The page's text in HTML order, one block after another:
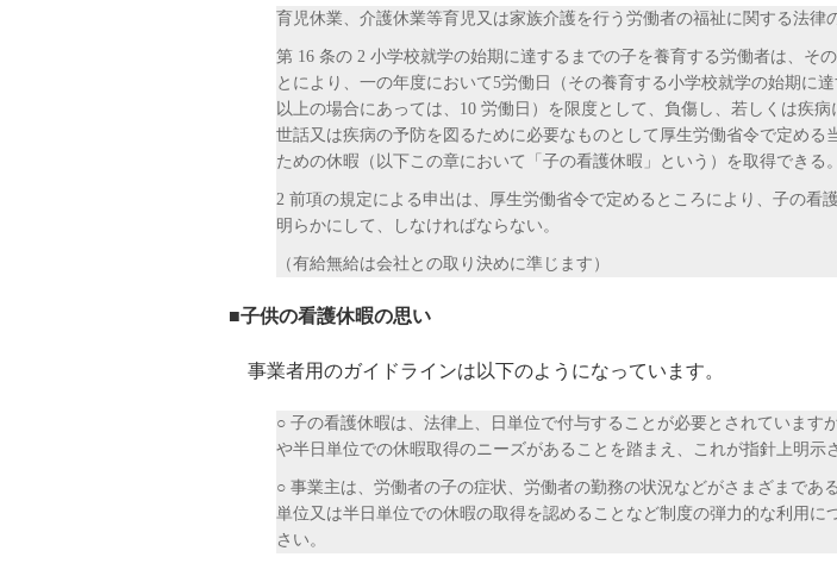
育児休業、介護休業等育児又は家族介護を行う労働者の福祉に関する法律
第 16 条の 2 小学校就学の始期に達するまでの子を養育する労働者は、そ
とにより、一の年度において5労働日（その養育する小学校就学の始期に
以上の場合にあっては、10 労働日）を限度として、負傷し、若しくは疾
世話又は疾病の予防を図るために必要なものとして厚生労働省令で定める
ための休暇（以下この章において「子の看護休暇」という）を取得できる。
2 前項の規定による申出は、厚生労働省令で定めるところにより、子の看
明らかにして、しなければならない。
（有給無給は会社との取り決めに準じます）
■子供の看護休暇の思い
事業者用のガイドラインは以下のようになっています。
○ 子の看護休暇は、法律上、日単位で付与することが必要とされています
や半日単位での休暇取得のニーズがあることを踏まえ、これが指針上明示
○ 事業主は、労働者の子の症状、労働者の勤務の状況などがさまざまであ
単位又は半日単位での休暇の取得を認めることなど制度の弾力的な利用に
さい。